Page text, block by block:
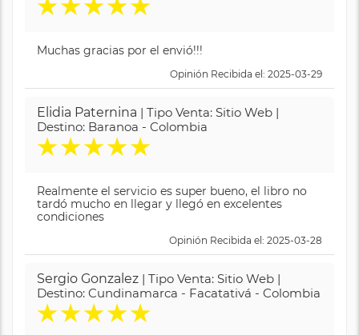
★★★★★
Muchas gracias por el envió!!!
Opinión Recibida el: 2025-03-29
Elidia Paternina | Tipo Venta: Sitio Web |
Destino: Baranoa - Colombia
★★★★★
Realmente el servicio es super bueno, el libro no
tardó mucho en llegar y llegó en excelentes
condiciones
Opinión Recibida el: 2025-03-28
Sergio Gonzalez | Tipo Venta: Sitio Web |
Destino: Cundinamarca - Facatativá - Colombia
★★★★★